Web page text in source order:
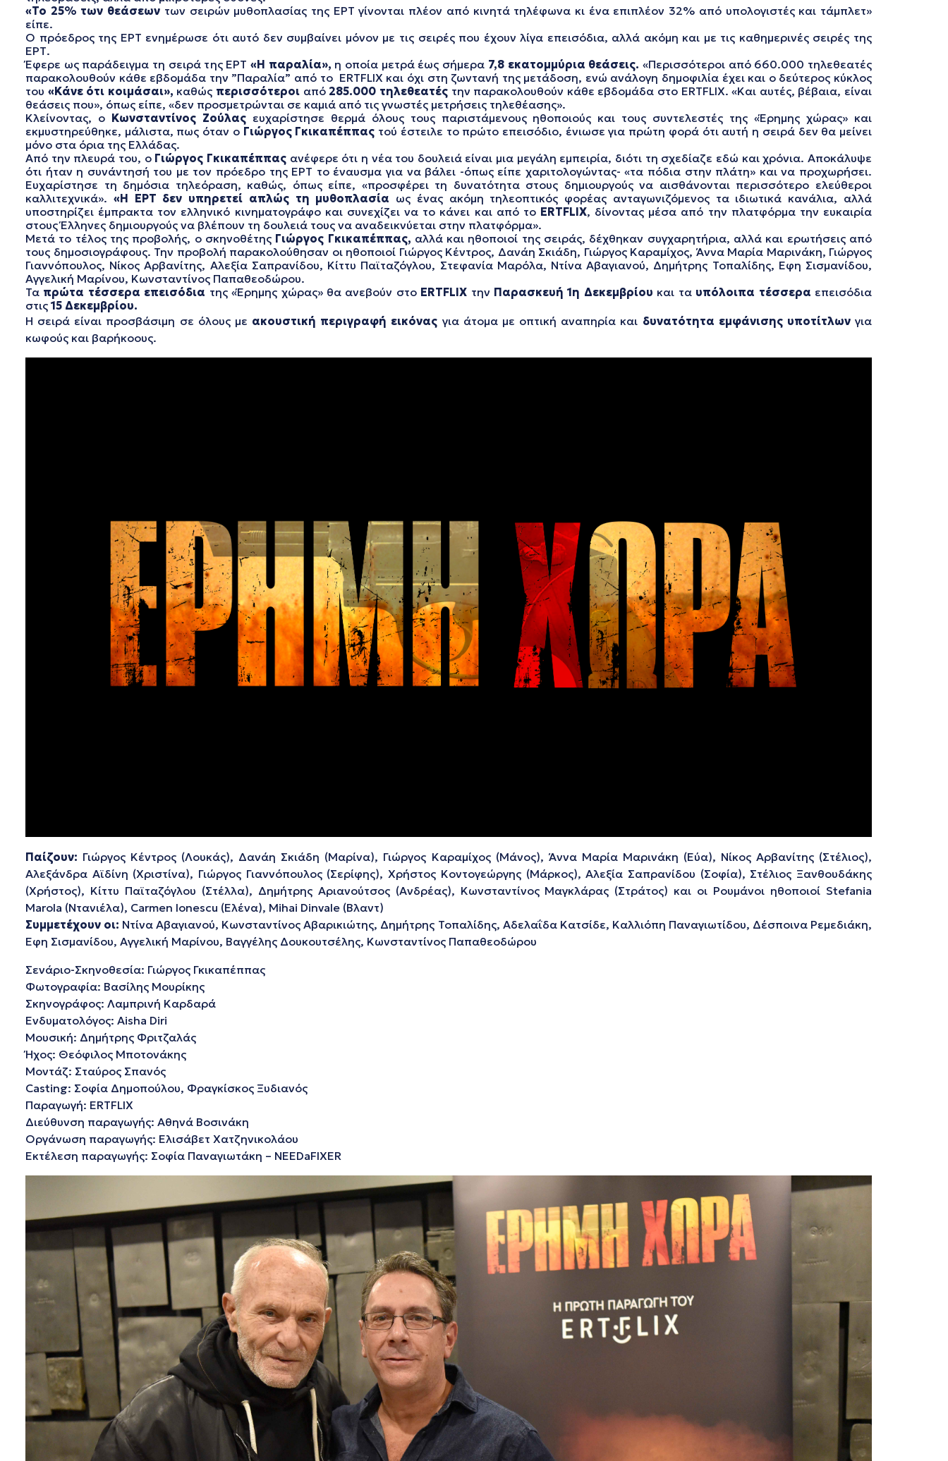
«Το 25% των θεάσεων των σειρών μυθοπλασίας της ΕΡΤ γίνονται πλέον από κινητά τηλέφωνα κι ένα επιπλέον 32% από υπολογιστές και τάμπλετ»
είπε.
Ο πρόεδρος της ΕΡΤ ενημέρωσε ότι αυτό δεν συμβαίνει μόνον με τις σειρές που έχουν λίγα επεισόδια, αλλά ακόμη και με τις καθημερινές σειρές της
ΕΡΤ.
Έφερε ως παράδειγμα τη σειρά της ΕΡΤ «Η παραλία», η οποία μετρά έως σήμερα 7,8 εκατομμύρια θεάσεις. «Περισσότεροι από 660.000 τηλεθεατές
παρακολουθούν κάθε εβδομάδα την ”Παραλία” από το ERTFLIX και όχι στη ζωντανή της μετάδοση, ενώ ανάλογη δημοφιλία έχει και ο δεύτερος κύκλος
του «Κάνε ότι κοιμάσαι», καθώς περισσότεροι από 285.000 τηλεθεατέςτην παρακολουθούν κάθε εβδομάδα στο ΕRTFLIX. «Και αυτές, βέβαια, είναι
θεάσεις που», όπως είπε, «δεν προσμετρώνται σε καμιά από τις γνωστές μετρήσεις τηλεθέασης».
Κλείνοντας, ο Κωνσταντίνος Ζούλαςευχαρίστησε θερμά όλους τους παριστάμενους ηθοποιούς και τους συντελεστές της «Έρημης χώρας» και
εκμυστηρεύθηκε, μάλιστα, πως όταν ο Γιώργος Γκικαπέππας τού έστειλε το πρώτο επεισόδιο, ένιωσε για πρώτη φορά ότι αυτή η σειρά δεν θα μείνει
μόνο στα όρια της Ελλάδας.
Από την πλευρά του, οΓιώργος Γκικαπέππαςανέφερε ότι η νέα του δουλειά είναι μια μεγάλη εμπειρία, διότι τη σχεδίαζε εδώ και χρόνια. Αποκάλυψε
ότι ήταν η συνάντησή του με τον πρόεδρο της ΕΡΤ το έναυσμα για να βάλει -όπως είπε χαριτολογώντας- «τα πόδια στην πλάτη» και να προχωρήσει.
Ευχαρίστησε τη δημόσια τηλεόραση, καθώς, όπως είπε, «προσφέρει τη δυνατότητα στους δημιουργούς να αισθάνονται περισσότερο ελεύθεροι
καλλιτεχνικά». «Η ΕΡΤ δεν υπηρετεί απλώς τη μυθοπλασία ως ένας ακόμη τηλεοπτικός φορέας ανταγωνιζόμενος τα ιδιωτικά κανάλια, αλλά
υποστηρίζει έμπρακτα τον ελληνικό κινηματογράφο και συνεχίζει να το κάνει και από το ERTFLIX, δίνοντας μέσα από την πλατφόρμα την ευκαιρία
στους Έλληνες δημιουργούς να βλέπουν τη δουλειά τους να αναδεικνύεται στην πλατφόρμα».
Μετά το τέλος της προβολής, ο σκηνοθέτηςΓιώργος Γκικαπέππας, αλλά και ηθοποιοί της σειράς, δέχθηκαν συγχαρητήρια, αλλά και ερωτήσεις από
τους δημοσιογράφους. Την προβολή παρακολούθησαν οι ηθοποιοί Γιώργος Κέντρος, Δανάη Σκιάδη, Γιώργος Καραμίχος, Άννα Μαρία Μαρινάκη, Γιώργος
Γιαννόπουλος, Νίκος Αρβανίτης, Αλεξία Σαπρανίδου, Κίττυ Παϊταζόγλου, Στεφανία Μαρόλα, Ντίνα Αβαγιανού, Δημήτρης Τοπαλίδης, Εφη Σισμανίδου,
Αγγελική Μαρίνου, Κωνσταντίνος Παπαθεοδώρου.
Τα πρώτα τέσσερα επεισόδια της «Έρημης χώρας» θα ανεβούν στο ERTFLIX την Παρασκευή 1η Δεκεμβρίου και τα υπόλοιπα τέσσερα επεισόδια
στις 15 Δεκεμβρίου.
Η σειρά είναι προσβάσιμη σε όλους με ακουστική περιγραφή εικόνας για άτομα με οπτική αναπηρία και δυνατότητα εμφάνισης υποτίτλωνγια
κωφούς και βαρήκοους.
Παίζουν: Γιώργος Κέντρος (Λουκάς), Δανάη Σκιάδη (Μαρίνα), Γιώργος Καραμίχος (Μάνος), Άννα Μαρία Μαρινάκη (Εύα), Νίκος Αρβανίτης (Στέλιος),
Αλεξάνδρα Αϊδίνη (Χριστίνα), Γιώργος Γιαννόπουλος (Σερίφης), Χρήστος Κοντογεώργης (Μάρκος), Αλεξία Σαπρανίδου (Σοφία), Στέλιος Ξανθουδάκης
(Χρήστος), Κίττυ Παϊταζόγλου (Στέλλα), Δημήτρης Αριανούτσος (Ανδρέας), Κωνσταντίνος Μαγκλάρας (Στράτος) και οι Ρουμάνοι ηθοποιοί Stefania
Marola (Ντανιέλα), Carmen Ionescu (Ελένα), Mihai Dinvale (Βλαντ)
Συμμετέχουν οι: Ντίνα Αβαγιανού, Κωνσταντίνος Αβαρικιώτης, Δημήτρης Τοπαλίδης, Αδελαΐδα Κατσίδε, Καλλιόπη Παναγιωτίδου, Δέσποινα Ρεμεδιάκη,
Εφη Σισμανίδου, Αγγελική Μαρίνου, Βαγγέλης Δουκουτσέλης, Κωνσταντίνος Παπαθεοδώρου
Σενάριο-Σκηνοθεσία: Γιώργος Γκικαπέππας
Φωτογραφία: Βασίλης Μουρίκης
Σκηνογράφος: Λαμπρινή Καρδαρά
Ενδυματολόγος: Aisha Diri
Μουσική: Δημήτρης Φριτζαλάς
Ήχος: Θεόφιλος Μποτονάκης
Μοντάζ: Σταύρος Σπανός
Casting: Σοφία Δημοπούλου, Φραγκίσκος Ξυδιανός
Παραγωγή: ERTFLIX
Διεύθυνση παραγωγής: Αθηνά Βοσινάκη
Οργάνωση παραγωγής: Ελισάβετ Χατζηνικολάου
Εκτέλεση παραγωγής: Σοφία Παναγιωτάκη – NEEDaFIXER